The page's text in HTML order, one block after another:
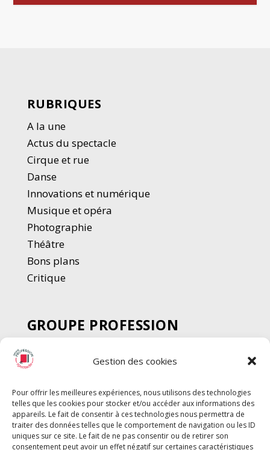
Gestion des cookies
Pour offrir les meilleures expériences, nous utilisons des technologies
telles que les cookies pour stocker et/ou accéder aux informations des
appareils. Le fait de consentir à ces technologies nous permettra de
traiter des données telles que le comportement de navigation ou les ID
uniques sur ce site. Le fait de ne pas consentir ou de retirer son
consentement peut avoir un effet négatif sur certaines caractéristiques
RUBRIQUES
A la une
Actus du spectacle
Cirque et rue
Danse
Innovations et numérique
Musique et opéra
Photographie
Théâtre
Bons plans
Critique
GROUPE PROFESSION
SPECTACLE
Chèque Intermittents
Chèque Compta
Chèque Emploi Spectacle
G-Pods